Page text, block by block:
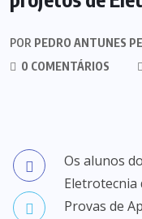
POR PEDRO ANTUNES
0 COMENTÁRIOS
Os alunos
Eletrotecnia
Provas de